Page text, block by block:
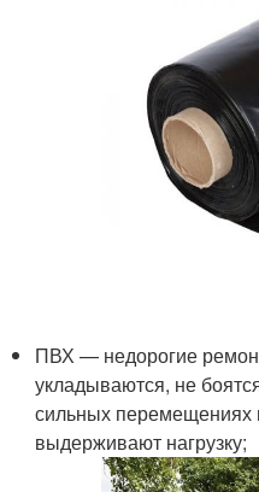
ПВХ — недорогие
укладываются, не
сильных перемещениях
выдерживают нагрузку;